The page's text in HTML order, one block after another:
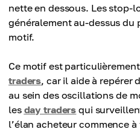
nette en dessous. Les stop-
généralement au-dessus du
motif.
Ce motif est
traders, car il aide à repérer
au sein des oscillations de
les day traders qui
l’élan acheteur commence